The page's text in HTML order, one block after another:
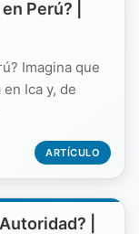
Perú? |
Imagina que
Ica y, de
ARTÍCULO
|